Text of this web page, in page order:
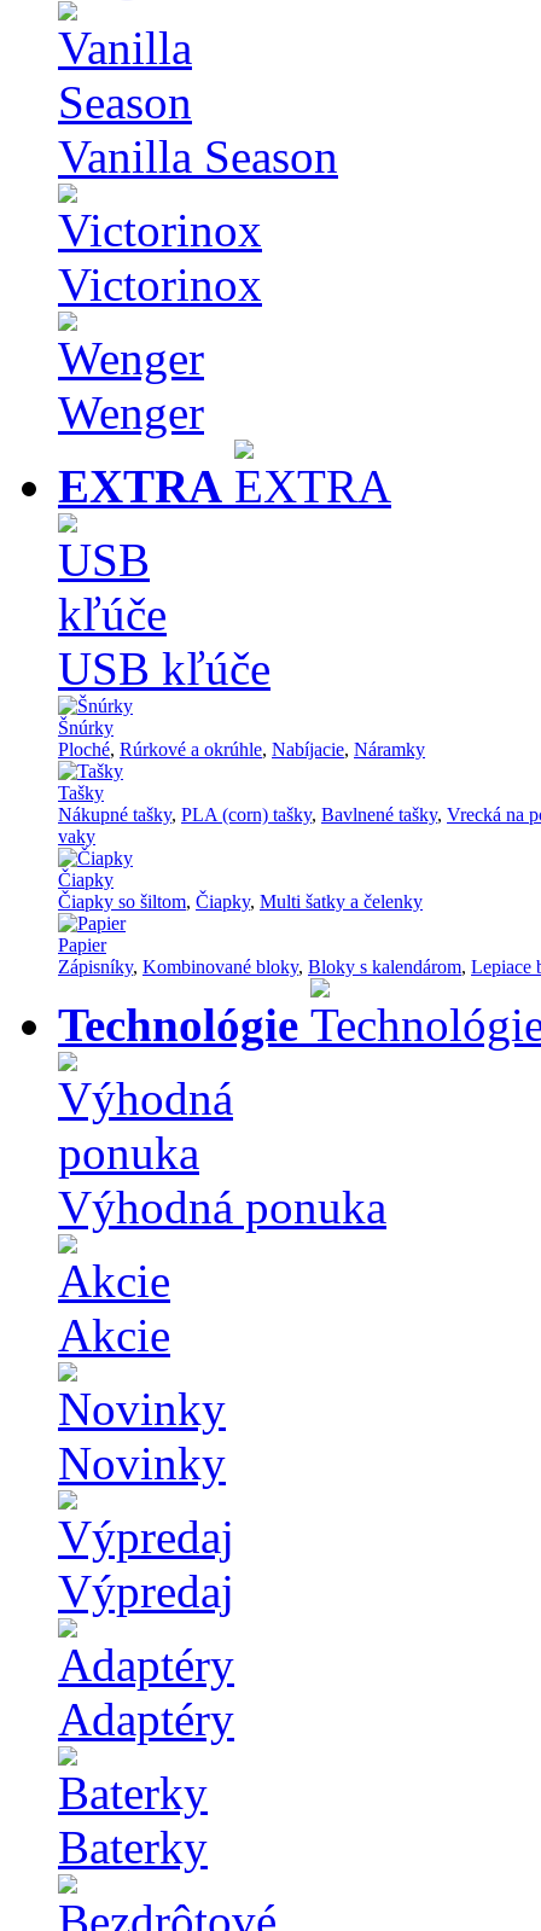
Vanilla Season
Victorinox
Wenger
EXTRA
USB kľúče
Šnúrky
Ploché, Rúrkové a okrúhle, Nabíjacie, Náramky
Tašky
Nákupné tašky, PLA (corn) tašky, Bavlnené tašky, Vrecká na
vaky
Čiapky
Čiapky so šiltom, Čiapky, Multi šatky a čelenky
Papier
Zápisníky, Kombinované bloky, Bloky s kalendárom, Lepiace
Technológie
Výhodná ponuka
Akcie
Novinky
Výpredaj
Adaptéry
Baterky